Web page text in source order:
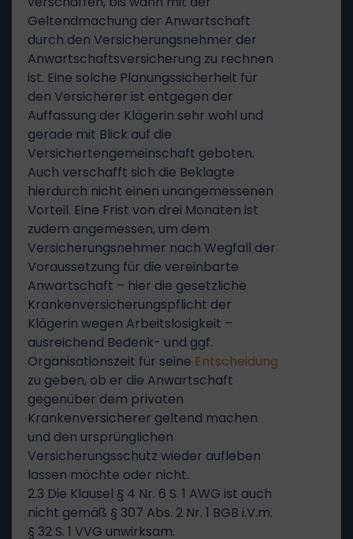
Geltendmachung der Anwartschaft
durch den Versicherungsnehmer der
Anwartschaftsversicherung zu rechnen
ist. Eine solche Planungssicherheit für
den Versicherer ist entgegen der
Auffassung der Klägerin sehr wohl und
gerade mit Blick auf die
Versichertengemeinschaft geboten.
Auch verschafft sich die Beklagte
hierdurch nicht einen unangemessenen
Vorteil. Eine Frist von drei Monaten ist
zudem angemessen, um dem
Versicherungsnehmer nach Wegfall der
Voraussetzung für die vereinbarte
Anwartschaft – hier die gesetzliche
Krankenversicherungspflicht der
Klägerin wegen Arbeitslosigkeit –
ausreichend Bedenk- und ggf.
Organisationszeit für seine Entscheidung
zu geben, ob er die Anwartschaft
gegenüber dem privaten
Krankenversicherer geltend machen
und den ursprünglichen
Versicherungsschutz wieder aufleben
lassen möchte oder nicht.
2.3 Die Klausel § 4 Nr. 6 S. 1 AWG ist auch
nicht gemäß § 307 Abs. 2 Nr. 1 BGB i.V.m.
§ 32 S. 1 VVG unwirksam.